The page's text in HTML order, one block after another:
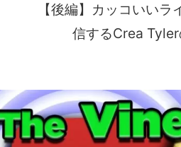
【後編】カッコいい
信するCrea Tyler